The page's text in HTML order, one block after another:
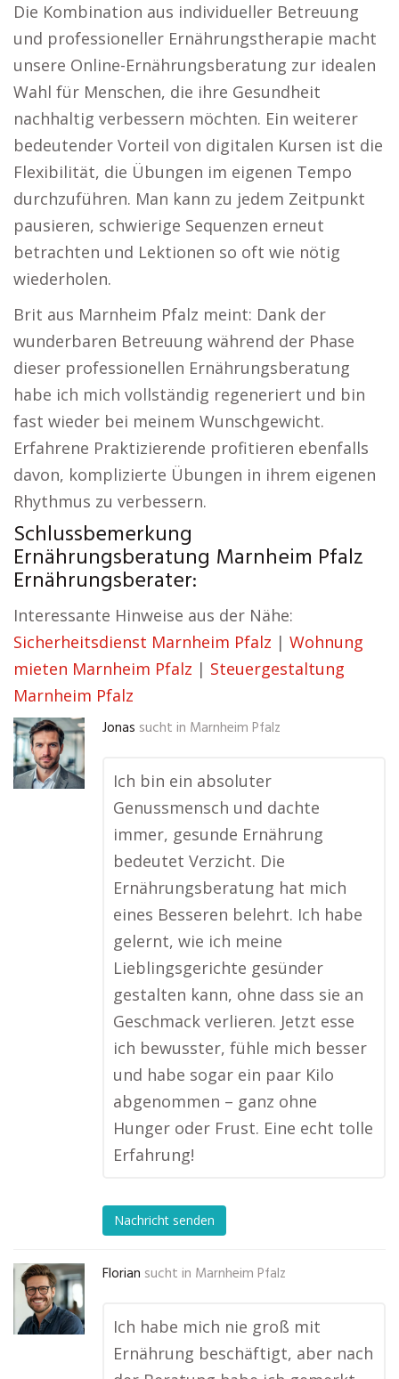
Die Kombination aus individueller Betreuung
und professioneller Ernährungstherapie macht
unsere Online-Ernährungsberatung zur idealen
Wahl für Menschen, die ihre Gesundheit
nachhaltig verbessern möchten. Ein weiterer
bedeutender Vorteil von digitalen Kursen ist die
Flexibilität, die Übungen im eigenen Tempo
durchzuführen. Man kann zu jedem Zeitpunkt
pausieren, schwierige Sequenzen erneut
betrachten und Lektionen so oft wie nötig
wiederholen.
Brit aus Marnheim Pfalz meint: Dank der
wunderbaren Betreuung während der Phase
dieser professionellen Ernährungsberatung
habe ich mich vollständig regeneriert und bin
fast wieder bei meinem Wunschgewicht.
Erfahrene Praktizierende profitieren ebenfalls
davon, komplizierte Übungen in ihrem eigenen
Rhythmus zu verbessern.
Schlussbemerkung
Ernährungsberatung Marnheim Pfalz
Ernährungsberater:
Interessante Hinweise aus der Nähe:
Sicherheitsdienst Marnheim Pfalz | Wohnung
mieten Marnheim Pfalz | Steuergestaltung
Marnheim Pfalz
Jonas sucht in Marnheim Pfalz
Ich bin ein absoluter
Genussmensch und dachte
immer, gesunde Ernährung
bedeutet Verzicht. Die
Ernährungsberatung hat mich
eines Besseren belehrt. Ich habe
gelernt, wie ich meine
Lieblingsgerichte gesünder
gestalten kann, ohne dass sie an
Geschmack verlieren. Jetzt esse
ich bewusster, fühle mich besser
und habe sogar ein paar Kilo
abgenommen – ganz ohne
Hunger oder Frust. Eine echt tolle
Erfahrung!
Nachricht senden
Florian sucht in Marnheim Pfalz
Ich habe mich nie groß mit
Ernährung beschäftigt, aber nach